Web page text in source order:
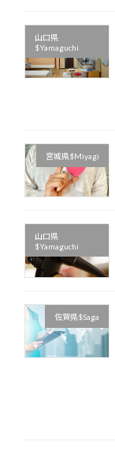
山口県
$Yamaguchi
宮城県$Miyagi
山口県
$Yamaguchi
佐賀県$Saga